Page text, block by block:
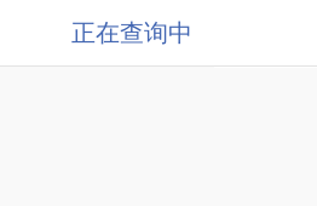
正在查询中